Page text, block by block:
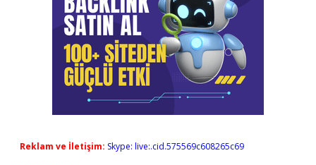
Reklam ve İletişim: Skype: live:.cid.575569c608265c69